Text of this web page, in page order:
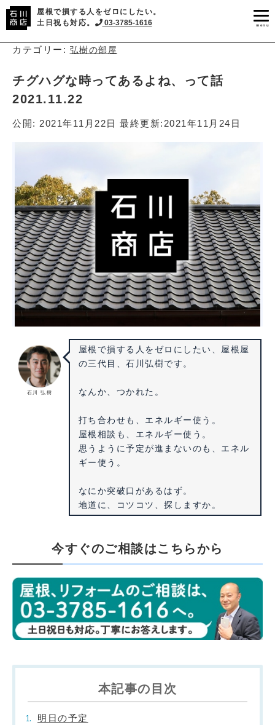
屋根で損する人をゼロにしたい。
土日祝も対応。
03-3785-1616 menu
カテゴリー: 弘樹の部屋
チグハグな時ってあるよね、って話
2021.11.22
公開: 2021年11月22日 最終更新: 2021年11月24日
石川 弘樹
屋根で損する人をゼロにしたい、屋根屋
の三代目、石川弘樹です。
なんか、つかれた。
打ち合わせも、エネルギー使う。
屋根相談も、エネルギー使う。
思うように予定が進まないのも、エネル
ギー使う。
なにか突破口があるはず。
地道に、コツコツ、探しますか。
今すぐのご相談はこちらから
本記事の目次
明日の予定